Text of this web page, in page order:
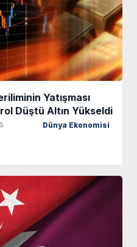
Yatışması
Düştü Altın Yükseldi
Dünya Ekonomisi